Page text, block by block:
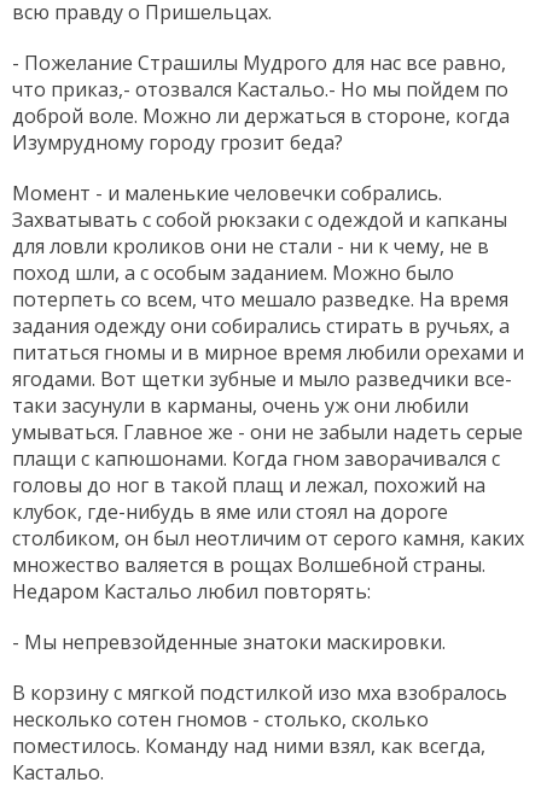
всю правду о Пришельцах.
- Пожелание Страшилы Мудрого для нас все равно,
что приказ,- отозвался Кастальо.- Но мы пойдем по
доброй воле. Можно ли держаться в стороне, когда
Изумрудному городу грозит беда?
Момент - и маленькие человечки собрались.
Захватывать с собой рюкзаки с одеждой и капканы
для ловли кроликов они не стали - ни к чему, не в
поход шли, а с особым заданием. Можно было
потерпеть со всем, что мешало разведке. На время
задания одежду они собирались стирать в ручьях, а
питаться гномы и в мирное время любили орехами и
ягодами. Вот щетки зубные и мыло разведчики все-
таки засунули в карманы, очень уж они любили
умываться. Главное же - они не забыли надеть серые
плащи с капюшонами. Когда гном заворачивался с
головы до ног в такой плащ и лежал, похожий на
клубок, где-нибудь в яме или стоял на дороге
столбиком, он был неотличим от серого камня, каких
множество валяется в рощах Волшебной страны.
Недаром Кастальо любил повторять:
- Мы непревзойденные знатоки маскировки.
В корзину с мягкой подстилкой изо мха взобралось
несколько сотен гномов - столько, сколько
поместилось. Команду над ними взял, как всегда,
Кастальо.